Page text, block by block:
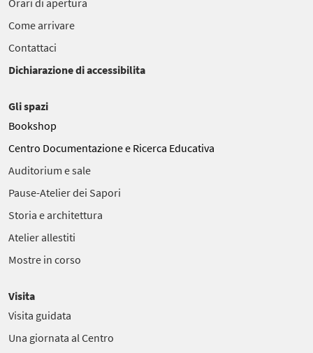
Orari di apertura
Come arrivare
Contattaci
Dichiarazione di accessibilita
Gli spazi
Bookshop
Centro Documentazione e Ricerca Educativa
Auditorium e sale
Pause-Atelier dei Sapori
Storia e architettura
Atelier allestiti
Mostre in corso
Visita
Visita guidata
Una giornata al Centro